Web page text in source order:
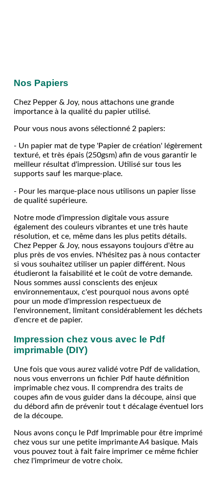
Nos Papiers
Chez Pepper & Joy, nous attachons une grande
importance à la qualité du papier utilisé.
Pour vous nous avons sélectionné 2 papiers:
- Un papier mat de type 'Papier de création' légèrement
texturé, et très épais (250gsm) afin de vous garantir le
meilleur résultat d'impression. Utilisé sur tous les
supports sauf les marque-place.
- Pour les marque-place nous utilisons un papier lisse
de qualité supérieure.
Notre mode d'impression digitale vous assure
également des couleurs vibrantes et une très haute
résolution, et ce, même dans les plus petits détails.
Chez Pepper & Joy, nous essayons toujours d'être au
plus près de vos envies. N'hésitez pas à nous contacter
si vous souhaitez utiliser un papier différent. Nous
étudieront la faisabilité et le coût de votre demande.
Nous sommes aussi conscients des enjeux
environnementaux, c'est pourquoi nous avons opté
pour un mode d'impression respectueux de
l'environnement, limitant considérablement les déchets
d'encre et de papier.
Impression chez vous avec le Pdf
imprimable (DIY)
Une fois que vous aurez validé votre Pdf de validation,
nous vous enverrons un fichier Pdf haute définition
imprimable chez vous. Il comprendra des traits de
coupes afin de vous guider dans la découpe, ainsi que
du débord afin de prévenir tout t décalage éventuel lors
de la découpe.
Nous avons conçu le Pdf Imprimable pour être imprimé
chez vous sur une petite imprimante A4 basique. Mais
vous pouvez tout à fait faire imprimer ce même fichier
chez l'imprimeur de votre choix.